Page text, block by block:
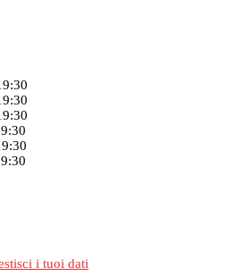
i tuoi dati